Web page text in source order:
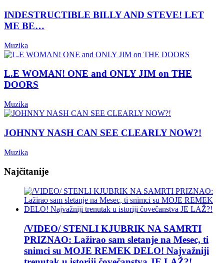
INDESTRUCTIBLE BILLY AND STEVE! LET
ME BE…
Muzika
L.E WOMAN! ONE and ONLY JIM on THE
DOORS
Muzika
JOHNNY NASH CAN SEE CLEARLY NOW?!
Muzika
Najčitanije
/VIDEO/ STENLI KJUBRIK NA SAMRTI
PRIZNAO: Lažirao sam sletanje na Mesec, ti
snimci su MOJE REMEK DELO! Najvažniji